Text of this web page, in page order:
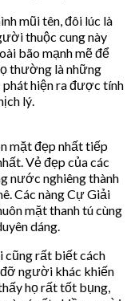
mũi tên, đôi lúc là
thuộc cung này
bão mạnh mẽ để
thường là những
hiện ra được tính
lý.
mặt đẹp nhất tiếp
Vẻ đẹp của các
nước nghiêng thành
Các nàng Cự Giải
mặt thanh tú cùng
dáng.
cũng rất biết cách
người khác khiến
họ rất tốt bụng,